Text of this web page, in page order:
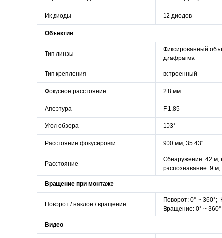
Ик диоды 12 диодов
Объектив
Тип линзы
Фиксированный
диафрагма
Тип крепления встроенный
Фокусное расстояние 2.8 мм
Апертура F 1.85
Угол обзора 103°
Расстояние фокусировки 900 мм, 35.43"
Расстояние
Обнаружение: 42 м,
распознавание: 9
Вращение при монтаже
Поворот / наклон / вращение
Поворот: 0° ~ 360°;
Вращение: 0° ~ 360°
Видео